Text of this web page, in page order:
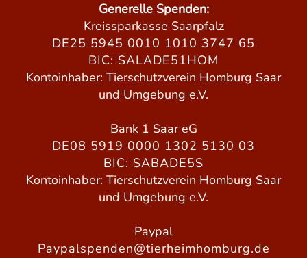
Generelle Spenden:
Kreissparkasse Saarpfalz
DE25 5945 0010 1010 3747 65
BIC: SALADE51HOM
Kontoinhaber: Tierschutzverein Homburg Saar
und Umgebung e.V.
Bank 1 Saar eG
DE08 5919 0000 1302 5130 03
BIC: SABADE5S
Kontoinhaber: Tierschutzverein Homburg Saar
und Umgebung e.V.
Paypal
Paypalspenden@tierheimhomburg.de